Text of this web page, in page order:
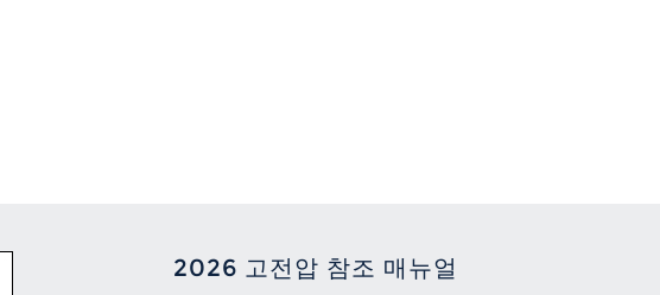
2026 고전압 참조 매뉴얼